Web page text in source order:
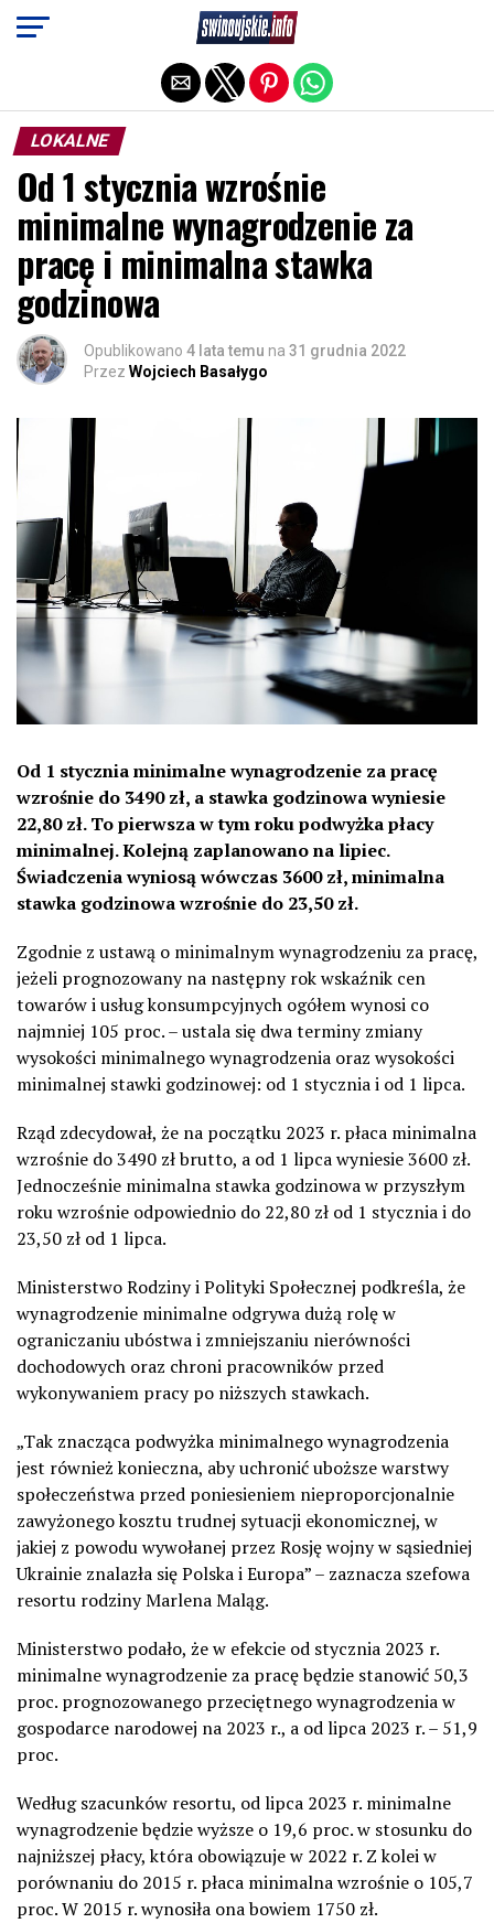
LOKALNE
Od 1 stycznia wzrośnie
minimalne wynagrodzenie za
pracę i minimalna stawka
godzinowa
Opublikowano 4 lata temu na 31 grudnia 2022
Przez Wojciech Basałygo
Od 1 stycznia minimalne wynagrodzenie za pracę
wzrośnie do 3490 zł, a stawka godzinowa wyniesie
22,80 zł. To pierwsza w tym roku podwyżka płacy
minimalnej. Kolejną zaplanowano na lipiec.
Świadczenia wyniosą wówczas 3600 zł, minimalna
stawka godzinowa wzrośnie do 23,50 zł.
Zgodnie z ustawą o minimalnym wynagrodzeniu za pracę,
jeżeli prognozowany na następny rok wskaźnik cen
towarów i usług konsumpcyjnych ogółem wynosi co
najmniej 105 proc. – ustala się dwa terminy zmiany
wysokości minimalnego wynagrodzenia oraz wysokości
minimalnej stawki godzinowej: od 1 stycznia i od 1 lipca.
Rząd zdecydował, że na początku 2023 r. płaca minimalna
wzrośnie do 3490 zł brutto, a od 1 lipca wyniesie 3600 zł.
Jednocześnie minimalna stawka godzinowa w przyszłym
roku wzrośnie odpowiednio do 22,80 zł od 1 stycznia i do
23,50 zł od 1 lipca.
Ministerstwo Rodziny i Polityki Społecznej podkreśla, że
wynagrodzenie minimalne odgrywa dużą rolę w
ograniczaniu ubóstwa i zmniejszaniu nierówności
dochodowych oraz chroni pracowników przed
wykonywaniem pracy po niższych stawkach.
„Tak znacząca podwyżka minimalnego wynagrodzenia
jest również konieczna, aby uchronić uboższe warstwy
społeczeństwa przed poniesieniem nieproporcjonalnie
zawyżonego kosztu trudnej sytuacji ekonomicznej, w
jakiej z powodu wywołanej przez Rosję wojny w sąsiedniej
Ukrainie znalazła się Polska i Europa” – zaznacza szefowa
resortu rodziny Marlena Maląg.
Ministerstwo podało, że w efekcie od stycznia 2023 r.
minimalne wynagrodzenie za pracę będzie stanowić 50,3
proc. prognozowanego przeciętnego wynagrodzenia w
gospodarce narodowej na 2023 r., a od lipca 2023 r. – 51,9
proc.
Według szacunków resortu, od lipca 2023 r. minimalne
wynagrodzenie będzie wyższe o 19,6 proc. w stosunku do
najniższej płacy, która obowiązuje w 2022 r. Z kolei w
porównaniu do 2015 r. płaca minimalna wzrośnie o 105,7
proc. W 2015 r. wynosiła ona bowiem 1750 zł.
Exit mobile version